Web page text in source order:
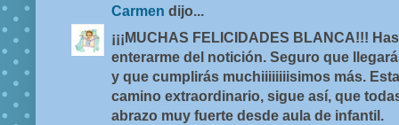
Carmen dijo...
¡¡¡MUCHAS FELICIDADES BLANCA!!!
enterarme del notición. Seguro que
y que cumplirás muchiiiiiiiisimos más.
camino extraordinario, sigue así, que
abrazo muy fuerte desde aula de infantil.